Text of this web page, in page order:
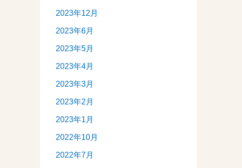
2023年12月
2023年6月
2023年5月
2023年4月
2023年3月
2023年2月
2023年1月
2022年10月
2022年7月